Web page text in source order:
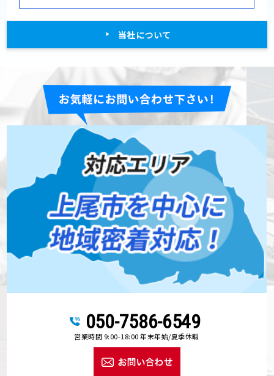
当社について
050-7586-6549
営業時間 9:00-18:00 年末年始/夏季休暇